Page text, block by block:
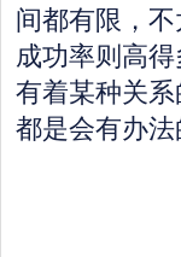
间都有限，
成功率则高
有着某种关
都是会有办法